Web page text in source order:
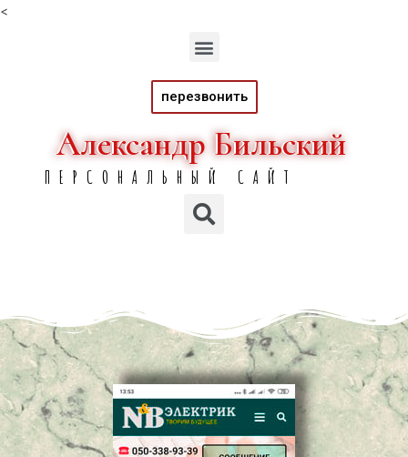
<
перезвонить
Александр Бильский
Александр Бильский
ПЕРСОНАЛЬНЫЙ САЙТ